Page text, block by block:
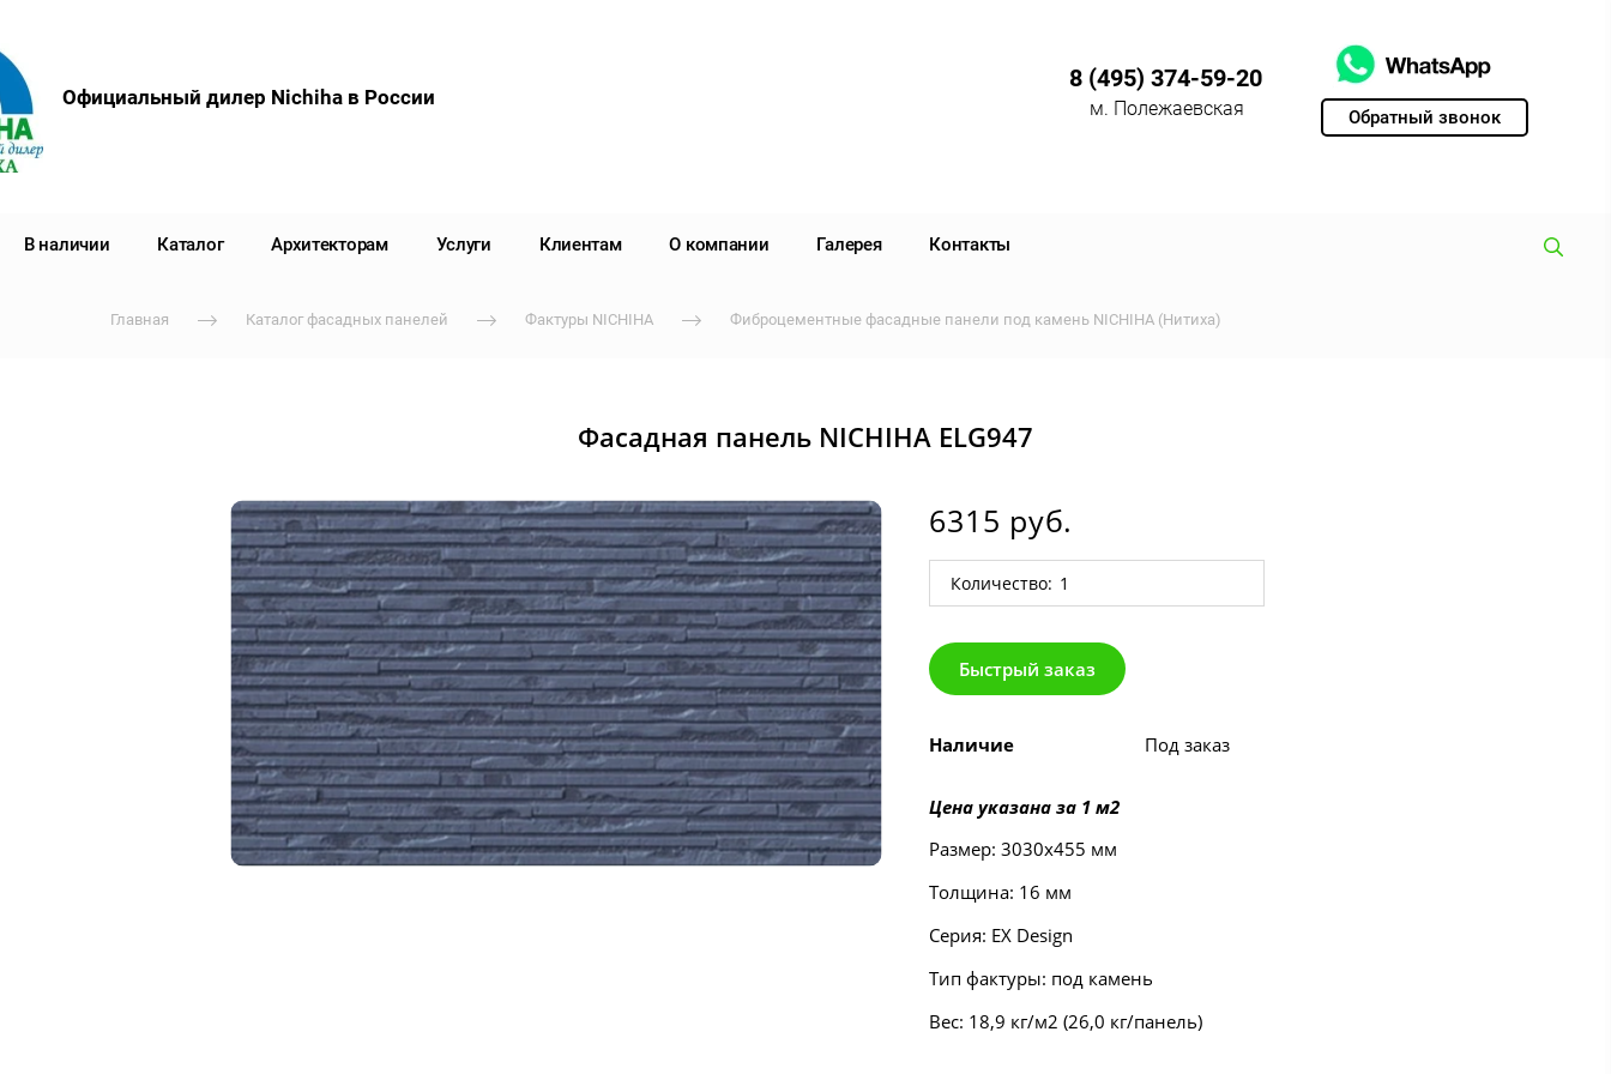
Обратный звонок
Официальный дилер Nichiha в России
8 (495) 374-59-20
м. Полежаевская
В наличии Каталог Архитекторам Услуги Клиентам О компании Галерея Контакты
Главная Каталог фасадных панелей Фактуры NICHIHA Фиброцементные фасадные панели под камень NICHIHA (Нитиха)
Фасадная панель NICHIHA ELG947
6315 руб.
Количество:
Быстрый заказ
Наличие Под заказ
Цена указана за 1 м2
Размер: 3030х455 мм
Толщина: 16 мм
Серия: EX Design
Тип фактуры: под камень
Вес: 18,9 кг/м2 (26,0 кг/панель)